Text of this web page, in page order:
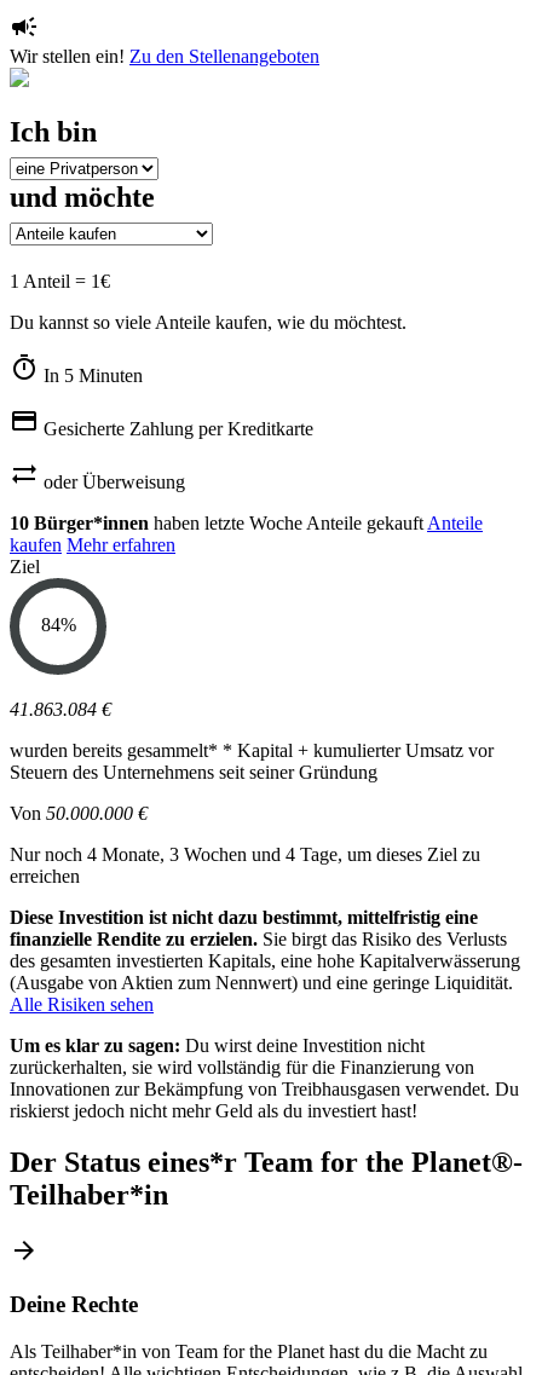
campaign
Wir stellen ein! Zu den Stellenangeboten
Ich bin
und möchte
1 Anteil = 1€
Du kannst so viele Anteile kaufen, wie du möchtest.
timer In 5 Minuten
credit_card Gesicherte Zahlung per Kreditkarte
sync_alt oder Überweisung
10 Bürger*innen haben letzte Woche Anteile gekauft Anteile
kaufen Mehr erfahren
Ziel
84%
41.863.084 €
wurden bereits gesammelt* * Kapital + kumulierter Umsatz vor
Steuern des Unternehmens seit seiner Gründung
Von 50.000.000 €
Nur noch 4 Monate, 3 Wochen und 4 Tage, um dieses Ziel zu
erreichen
Diese Investition ist nicht dazu bestimmt, mittelfristig eine
finanzielle Rendite zu erzielen. Sie birgt das Risiko des Verlusts
des gesamten investierten Kapitals, eine hohe Kapitalverwässerung
(Ausgabe von Aktien zum Nennwert) und eine geringe Liquidität.
Alle Risiken sehen
Um es klar zu sagen: Du wirst deine Investition nicht
zurückerhalten, sie wird vollständig für die Finanzierung von
Innovationen zur Bekämpfung von Treibhausgasen verwendet. Du
riskierst jedoch nicht mehr Geld als du investiert hast!
Der Status eines*r Team for the Planet®-
Teilhaber*in
arrow_forward
Deine Rechte
Als Teilhaber*in von Team for the Planet hast du die Macht zu